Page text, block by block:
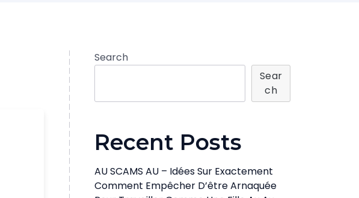
Search
Sear
Ch
Recent Posts
AU SCAMS AU – Idées Sur Exactement
Comment Empêcher D’être Arnaquée